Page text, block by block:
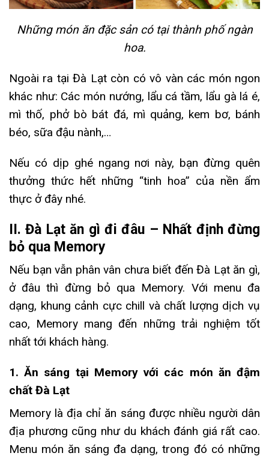
Những món ăn đặc sản có tại thành phố ngàn
hoa.
Ngoài ra tại Đà Lạt còn có vô vàn các món ngon
khác như: Các món nướng, lẩu cá tầm, lẩu gà lá é,
mì thố, phở bò bát đá, mì quảng, kem bơ, bánh
béo, sữa đậu nành,…
Nếu có dịp ghé ngang nơi này, bạn đừng quên
thưởng thức hết những “tinh hoa” của nền ẩm
thực ở đây nhé.
II. Đà Lạt ăn gì đi đâu – Nhất định đừng
bỏ qua Memory
Nếu bạn vẫn phân vân chưa biết đến Đà Lạt ăn gì,
ở đâu thì đừng bỏ qua Memory. Với menu đa
dạng, khung cảnh cực chill và chất lượng dịch vụ
cao, Memory mang đến những trải nghiệm tốt
nhất tới khách hàng.
1. Ăn sáng tại Memory với các món ăn đậm
chất Đà Lạt
Memory là địa chỉ ăn sáng được nhiều người dân
địa phương cũng như du khách đánh giá rất cao.
Menu món ăn sáng đa dạng, trong đó có những